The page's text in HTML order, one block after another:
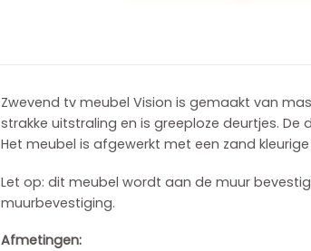
Zwevend tv meubel Vision is gemaakt van
strakke uitstraling en is greeploze deurtjes.
Het meubel is afgewerkt met een zand kleurige
Let op: dit meubel wordt aan de muur
muurbevestiging.
Afmetingen: